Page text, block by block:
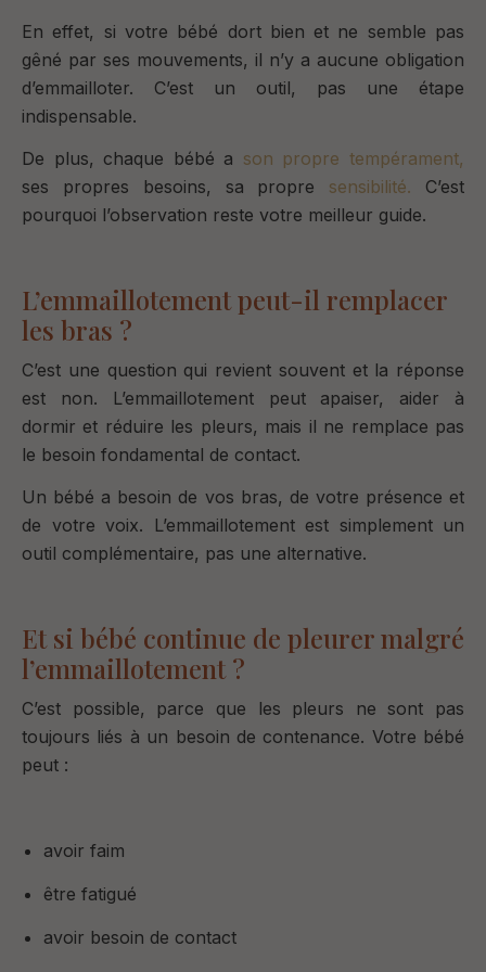
En effet, si votre bébé dort bien et ne semble pas
gêné par ses mouvements, il n’y a aucune obligation
d’emmailloter. C’est un outil, pas une étape
indispensable.
De plus, chaque bébé a son propre tempérament,
ses propres besoins, sa propre sensibilité. C’est
pourquoi l’observation reste votre meilleur guide.
L’emmaillotement peut-il remplacer
les bras ?
C’est une question qui revient souvent et la réponse
est non.
L’emmaillotement peut apaiser, aider à
dormir et réduire les pleurs, mais il ne remplace pas
le besoin fondamental de contact.
Un bébé a besoin de vos bras, de votre présence et
de votre voix.
L’emmaillotement est simplement un
outil complémentaire, pas une alternative.
Et si bébé continue de pleurer malgré
l’emmaillotement ?
C’est possible, parce que les pleurs ne sont pas
toujours liés à un besoin de contenance. Votre bébé
peut :
avoir faim
être fatigué
avoir besoin de contact